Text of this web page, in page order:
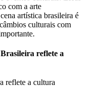
com a arte
artística brasileira é
culturais com
reflete a
reflete a cultura